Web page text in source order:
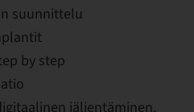
suunnittelu
by step
jäljentäminen.